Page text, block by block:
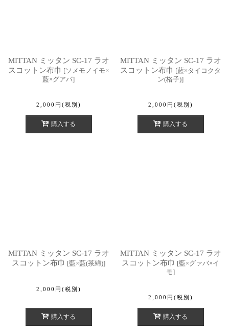
MITTAN ミッタン SC-17 ラオ
スコットン布巾 [ソメモノイモ×
藍×グアバ]
2,000 円 (税別)
購入する
MITTAN ミッタン SC-17 ラオ
スコットン布巾 [藍×タイコクタ
ン(格子)]
2,000 円 (税別)
購入する
MITTAN ミッタン SC-17 ラオ
スコットン布巾 [藍×藍(茶綿)]
2,000 円 (税別)
購入する
MITTAN ミッタン SC-17 ラオ
スコットン布巾 [藍×グァバ×イ
モ]
2,000 円 (税別)
購入する